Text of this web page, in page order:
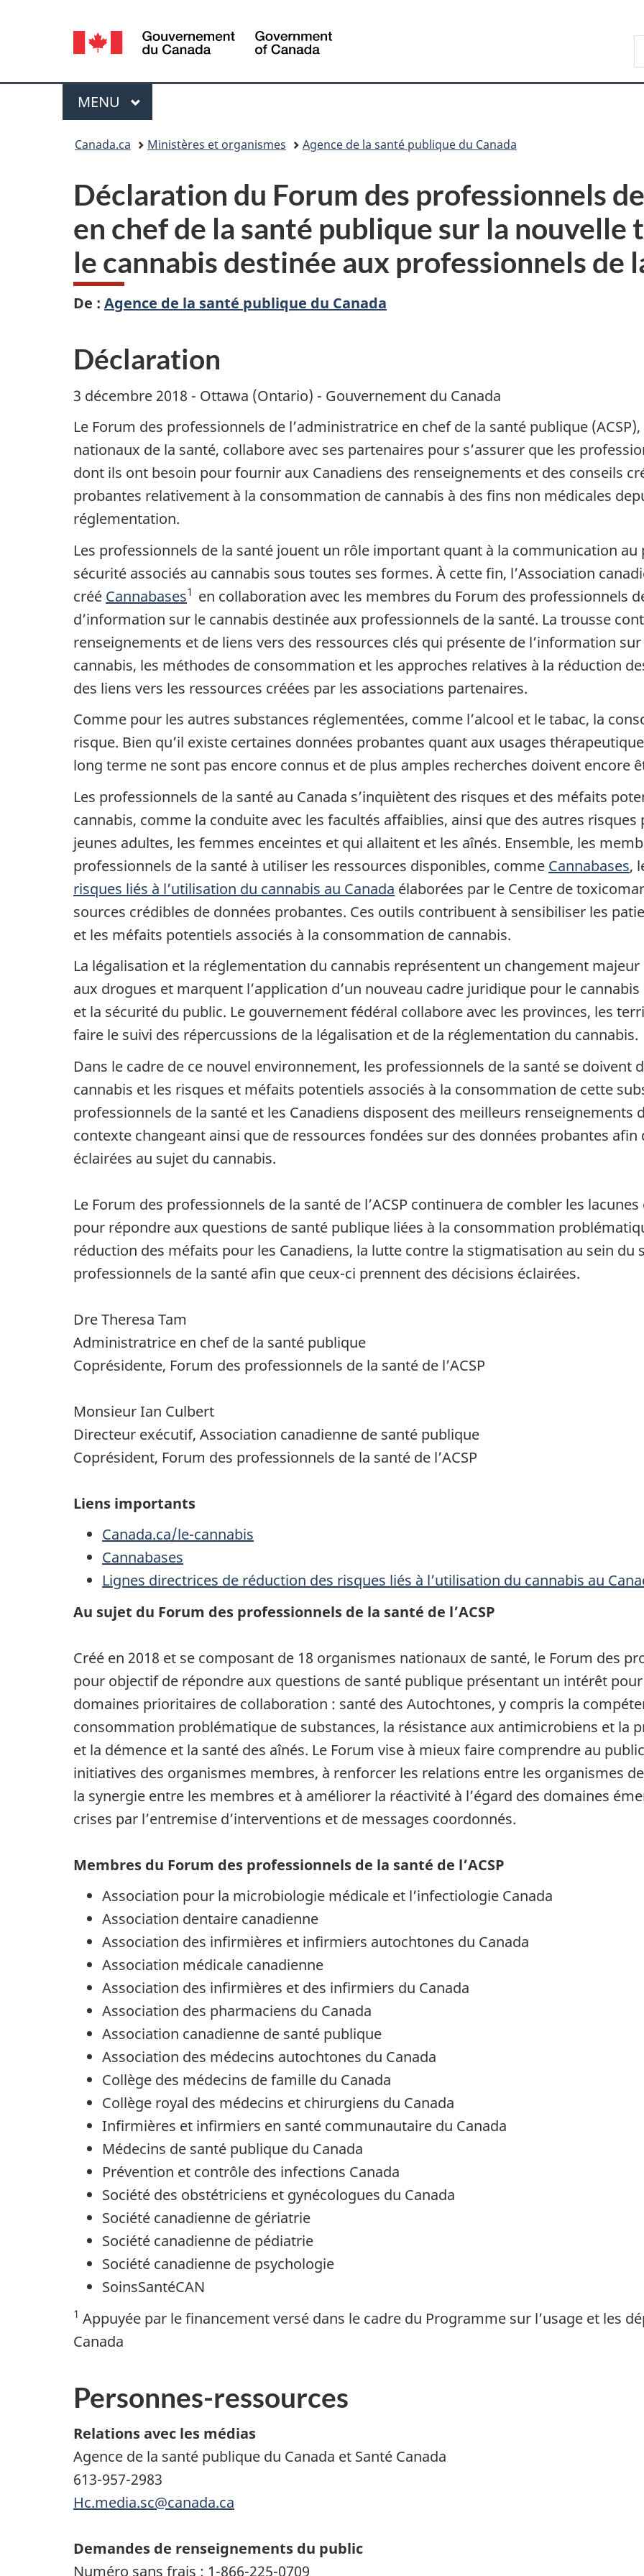
sujet
HTML
Sélection
de
la
langue
Canada
Menu
MENU PRINCIPAL
Canada.ca Ministères et organismes Agence de la santé publique du Canada
Déclaration du Forum des professionnels
en chef de la santé publique sur la nouvelle
le cannabis destinée aux professionnels de
De : Agence de la santé publique du Canada
Déclaration
3 décembre 2018 - Ottawa (Ontario) - Gouvernement du Canada
Le Forum des professionnels de l’administratrice en chef de la santé publique
nationaux de la santé, collabore avec ses partenaires pour s’assurer que les
dont ils ont besoin pour fournir aux Canadiens des renseignements et des conseils
probantes relativement à la consommation de cannabis à des fins non médicales
réglementation.
Les professionnels de la santé jouent un rôle important quant à la communication
sécurité associés au cannabis sous toutes ses formes. À cette fin, l’Association
créé Cannabases1 en collaboration avec les membres du Forum des professionnels
d’information sur le cannabis destinée aux professionnels de la santé. La trousse
renseignements et de liens vers des ressources clés qui présente de l’information
cannabis, les méthodes de consommation et les approches relatives à la réduction
des liens vers les ressources créées par les associations partenaires.
Comme pour les autres substances réglementées, comme l’alcool et le tabac, la
risque. Bien qu’il existe certaines données probantes quant aux usages
long terme ne sont pas encore connus et de plus amples recherches doivent encore
Les professionnels de la santé au Canada s’inquiètent des risques et des méfaits
cannabis, comme la conduite avec les facultés affaiblies, ainsi que des autres risques
jeunes adultes, les femmes enceintes et qui allaitent et les aînés. Ensemble, les
professionnels de la santé à utiliser les ressources disponibles, comme Cannabases,
risques liés à l’utilisation du cannabis au Canada élaborées par le Centre de
sources crédibles de données probantes. Ces outils contribuent à sensibiliser les
et les méfaits potentiels associés à la consommation de cannabis.
La légalisation et la réglementation du cannabis représentent un changement
aux drogues et marquent l’application d’un nouveau cadre juridique pour le
et la sécurité du public. Le gouvernement fédéral collabore avec les provinces, les
faire le suivi des répercussions de la légalisation et de la réglementation du cannabis.
Dans le cadre de ce nouvel environnement, les professionnels de la santé se doivent
cannabis et les risques et méfaits potentiels associés à la consommation de cette
professionnels de la santé et les Canadiens disposent des meilleurs
contexte changeant ainsi que de ressources fondées sur des données probantes
éclairées au sujet du cannabis.
Le Forum des professionnels de la santé de l’ACSP continuera de combler les
pour répondre aux questions de santé publique liées à la consommation
réduction des méfaits pour les Canadiens, la lutte contre la stigmatisation au sein du
professionnels de la santé afin que ceux-ci prennent des décisions éclairées.
Dre Theresa Tam
Administratrice en chef de la santé publique
Coprésidente, Forum des professionnels de la santé de l’ACSP
Monsieur Ian Culbert
Directeur exécutif, Association canadienne de santé publique
Coprésident, Forum des professionnels de la santé de l’ACSP
Liens importants
Canada.ca/le-cannabis
Cannabases
Lignes directrices de réduction des risques liés à l’utilisation du cannabis au
Au sujet du Forum des professionnels de la santé de l’ACSP
Créé en 2018 et se composant de 18 organismes nationaux de santé, le Forum des
pour objectif de répondre aux questions de santé publique présentant un intérêt
domaines prioritaires de collaboration : santé des Autochtones, y compris la
consommation problématique de substances, la résistance aux antimicrobiens et la
et la démence et la santé des aînés. Le Forum vise à mieux faire comprendre au
initiatives des organismes membres, à renforcer les relations entre les organismes
la synergie entre les membres et à améliorer la réactivité à l’égard des domaines
crises par l’entremise d’interventions et de messages coordonnés.
Membres du Forum des professionnels de la santé de l’ACSP
Association pour la microbiologie médicale et l’infectiologie Canada
Association dentaire canadienne
Association des infirmières et infirmiers autochtones du Canada
Association médicale canadienne
Association des infirmières et des infirmiers du Canada
Association des pharmaciens du Canada
Association canadienne de santé publique
Association des médecins autochtones du Canada
Collège des médecins de famille du Canada
Collège royal des médecins et chirurgiens du Canada
Infirmières et infirmiers en santé communautaire du Canada
Médecins de santé publique du Canada
Prévention et contrôle des infections Canada
Société des obstétriciens et gynécologues du Canada
Société canadienne de gériatrie
Société canadienne de pédiatrie
Société canadienne de psychologie
SoinsSantéCAN
1 Appuyée par le financement versé dans le cadre du Programme sur l’usage et les
Canada
Personnes-ressources
Relations avec les médias
Agence de la santé publique du Canada et Santé Canada
613-957-2983
Hc.media.sc@canada.ca
Demandes de renseignements du public
Numéro sans frais : 1-866-225-0709